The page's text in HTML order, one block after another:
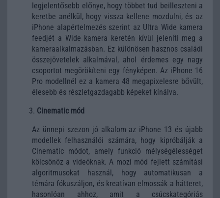
legjelentősebb előnye, hogy többet tud beilleszteni a
keretbe anélkül, hogy vissza kellene mozdulni, és az
‌iPhone‌ alapértelmezés szerint az Ultra Wide kamera
feedjét a Wide kamera keretén kívül jeleníti meg a
kameraalkalmazásban. Ez különösen hasznos családi
összejövetelek alkalmával, ahol érdemes egy nagy
csoportot megörökíteni egy fényképen. Az iPhone 16
Pro modellnél ez a kamera 48 megapixelesre bővült,
élesebb és részletgazdagabb képeket kínálva.
Cinematic mód
Az ünnepi szezon jó alkalom az ‌iPhone‌ 13 és újabb
modellek felhasználói számára, hogy kipróbálják a
Cinematic módot, amely funkció mélységélességet
kölcsönöz a videóknak. A mozi mód fejlett számítási
algoritmusokat használ, hogy automatikusan a
témára fókuszáljon, és kreatívan elmossák a hátteret,
hasonlóan ahhoz, amit a csúcskategóriás